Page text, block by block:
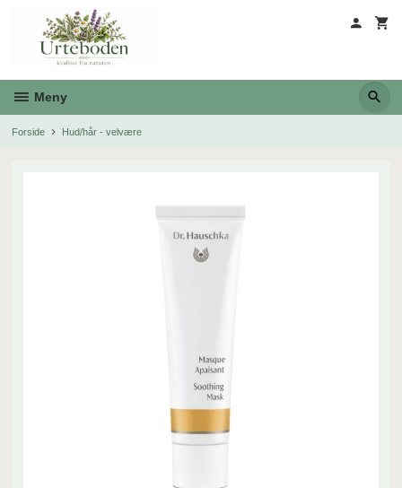
innholdet
Meny
Forside Hud/hår - velvære